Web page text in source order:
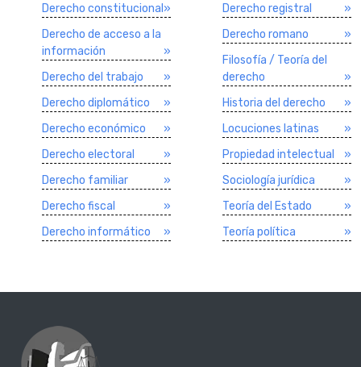
Derecho constitucional »
Derecho de acceso a la
información
»
Derecho del trabajo
»
Derecho diplomático
»
Derecho económico
»
Derecho electoral
»
Derecho familiar
»
Derecho fiscal
»
Derecho informático
»
Derecho registral
»
Derecho romano
»
Filosofí­a / Teorí­a del
derecho
»
Historia del derecho
»
Locuciones latinas
»
Propiedad intelectual
»
Sociologí­a jurí­dica
»
Teorí­a del Estado
»
Teorí­a polí­tica
»